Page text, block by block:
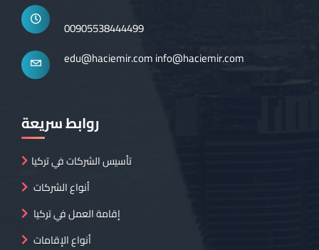
00905538444499
edu@haciemir.cominfo@haciemir.com
روابط سريعة
تأسيس الشركات في تركيا
أنواع الشركات
إقامة العمل في تركيا
أنواع الإقامات